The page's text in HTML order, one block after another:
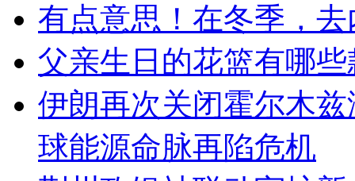
有点意思！在冬季，
父亲生日的花篮有哪
伊朗再次关闭霍尔木
球能源命脉再陷危机